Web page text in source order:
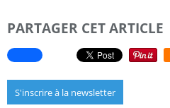
PARTAGER CET ARTICLE
S'inscrire à la newsletter